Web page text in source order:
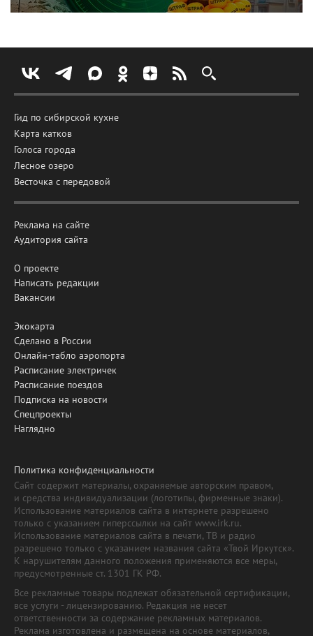
Гид по сибирской кухне
Карта катков
Голоса города
Лесное озеро
Весточка с передовой
Реклама на сайте
Аудитория сайта
О проекте
Написать редакции
Вакансии
Экокарта
Сделано в России
Онлайн-табло аэропорта
Расписание электричек
Расписание поездов
Подписка на новости
Спецпроекты
Наглядно
Политика конфиденциальности
Сайт содержит материалы, охраняемые авторским правом,
и средства индивидуализации (логотипы, фирменные знаки).
Использование материалов сайта в интернете разрешено
только с указанием гиперссылки на сайт www.irk.ru.
Использование материалов сайта в печати, ТВ и радио
разрешено только с указанием названия сайта «Твой Иркутск».
К нарушителям данного положения применяются все меры,
предусмотренные ст. 1301 ГК РФ.
Все рекламные товары подлежат обязательной сертификации,
все услуги - лицензированию. Редакция не несет
ответственности за содержание рекламных материалов.
Реклама изготовлена и размещена на основе материалов,